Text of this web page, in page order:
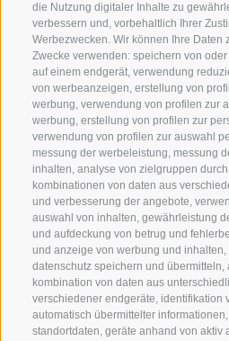
die Nutzung digitaler Inhalte zu
verbessern und, vorbehaltlich Ihrer
Werbezwecken. Wir können Ihre Daten
Zwecke verwenden: speichern von
auf einem endgerät, verwendung
von werbeanzeigen, erstellung von
werbung, verwendung von profilen zur
werbung, erstellung von profilen zur
verwendung von profilen zur auswahl
messung der werbeleistung, messung
inhalten, analyse von zielgruppen
kombinationen von daten aus
und verbesserung der angebote,
auswahl von inhalten, gewährleistung
und aufdeckung von betrug und
und anzeige von werbung und
datenschutz speichern und übermitteln,
kombination von daten aus
verschiedener endgeräte, identifikation
automatisch übermittelter
standortdaten, geräte anhand von aktiv
info@pec.vog.it
NÜTZLICHE LINKS
Herkunft
Expertise
Nachhaltigkeit
Produkte & Marken
Ethikkodex
Organisationsmodell